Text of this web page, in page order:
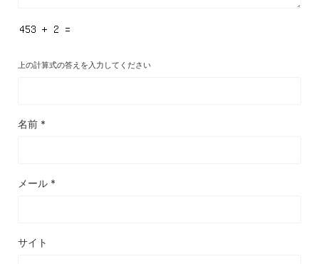
上の計算式の答えを入力してください
名前 *
メール *
サイト